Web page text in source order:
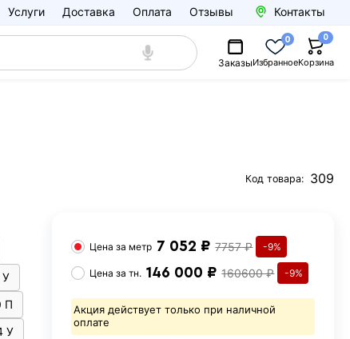
Услуги Доставка Оплата Отзывы Контакты
ЗаказыИзбранное
0
Корзина
0
Код товара: 309
У
П
У
Цена за метр 7 052 ₽ 7757 ₽ -9%
Цена затн. 146 000 ₽ 160600 ₽ -9%
Акция действует только при наличной
оплате